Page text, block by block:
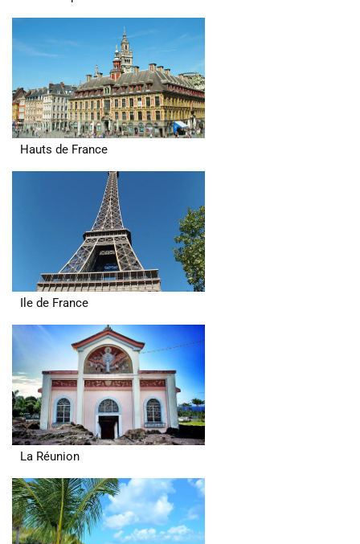
Hauts de France
Ile de France
La Réunion